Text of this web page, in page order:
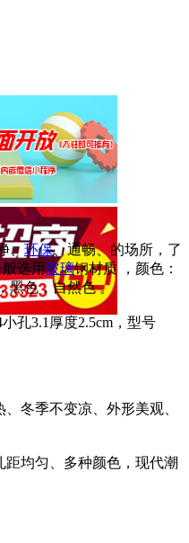
、 环保、通畅、的场所，了
选用玻璃钢材质 ，颜色：
黑色，自然色 。
孔3.1厚度2.5cm，型号
冬季不变凉、外形美观、
距均匀、多种颜色，现代潮